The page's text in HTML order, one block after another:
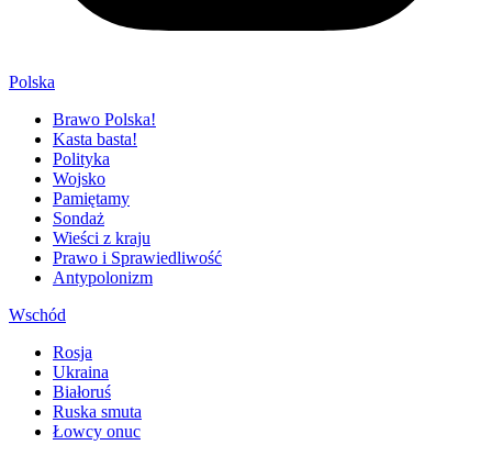
Polska
Brawo Polska!
Kasta basta!
Polityka
Wojsko
Pamiętamy
Sondaż
Wieści z kraju
Prawo i Sprawiedliwość
Antypolonizm
Wschód
Rosja
Ukraina
Białoruś
Ruska smuta
Łowcy onuc